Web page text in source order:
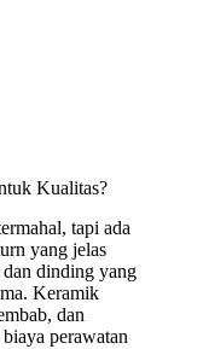
Kualitas?
tapi ada
yang jelas
dinding yang
Keramik
dan
perawatan